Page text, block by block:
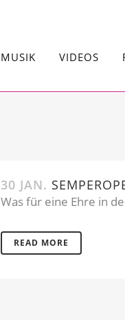
MUSIK VIDEOS
30 JAN.
Was für eine Ehre in
READ MORE